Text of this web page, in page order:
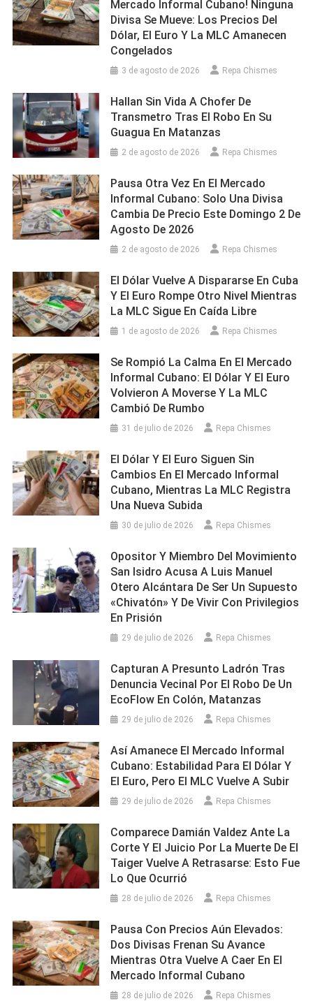
Mercado Informal Cubano! Ninguna
Divisa Se Mueve: Los Precios Del
Dólar, El Euro Y La MLC Amanecen
Congelados
3 de agosto de 2026 Repa Chismes
Hallan Sin Vida A Chofer De
Transmetro Tras El Robo En Su
Guagua En Matanzas
2 de agosto de 2026 Repa Chismes
Pausa Otra Vez En El Mercado
Informal Cubano: Solo Una Divisa
Cambia De Precio Este Domingo 2 De
Agosto De 2026
2 de agosto de 2026 Repa Chismes
El Dólar Vuelve A Dispararse En Cuba
Y El Euro Rompe Otro Nivel Mientras
La MLC Sigue En Caída Libre
1 de agosto de 2026 Repa Chismes
Se Rompió La Calma En El Mercado
Informal Cubano: El Dólar Y El Euro
Volvieron A Moverse Y La MLC
Cambió De Rumbo
31 de julio de 2026 Repa Chismes
El Dólar Y El Euro Siguen Sin
Cambios En El Mercado Informal
Cubano, Mientras La MLC Registra
Una Nueva Subida
30 de julio de 2026 Repa Chismes
Opositor Y Miembro Del Movimiento
San Isidro Acusa A Luis Manuel
Otero Alcántara De Ser Un Supuesto
«chivatón» Y De Vivir Con Privilegios
En Prisión
29 de julio de 2026 Repa Chismes
Capturan A Presunto Ladrón Tras
Denuncia Vecinal Por El Robo De Un
EcoFlow En Colón, Matanzas
29 de julio de 2026 Repa Chismes
Así Amanece El Mercado Informal
Cubano: Estabilidad Para El Dólar Y
El Euro, Pero El MLC Vuelve A Subir
29 de julio de 2026 Repa Chismes
Comparece Damián Valdez Ante La
Corte Y El Juicio Por La Muerte De El
Taiger Vuelve A Retrasarse: Esto Fue
Lo Que Ocurrió
28 de julio de 2026 Repa Chismes
Pausa Con Precios Aún Elevados:
Dos Divisas Frenan Su Avance
Mientras Otra Vuelve A Caer En El
Mercado Informal Cubano
28 de julio de 2026 Repa Chismes